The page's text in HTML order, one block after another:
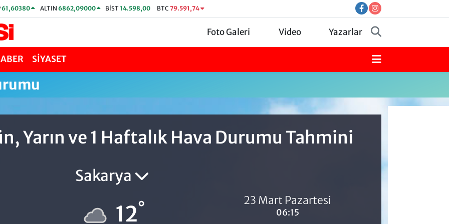
61,60380 ALTIN 6862,09000 BİST14.598,00 BTC 79.591,74
Foto Galeri Video Yazarlar
SİYASET
Yarın ve 1 Haftalık Hava Durumu Tahmini
Sakarya
12° 23 Mart Pazartesi
06:15